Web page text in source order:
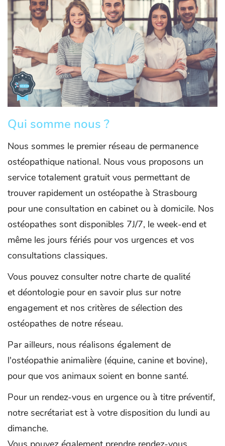
Qui somme nous ?
Nous sommes le premier réseau de permanence
ostéopathique national. Nous vous proposons un
service totalement gratuit vous permettant de
trouver rapidement un ostéopathe à Strasbourg
pour une consultation en cabinet ou à domicile. Nos
ostéopathes sont disponibles 7J/7, le week-end et
même les jours fériés pour vos urgences et vos
consultations classiques.
Vous pouvez consulter notre charte de qualité
et déontologie pour en savoir plus sur notre
engagement et nos critères de sélection des
ostéopathes de notre réseau.
Par ailleurs, nous réalisons également de
l'ostéopathie animalière (équine, canine et bovine),
pour que vos animaux soient en bonne santé.
Pour un rendez-vous en urgence ou à titre préventif,
notre secrétariat est à votre disposition du lundi au
dimanche.